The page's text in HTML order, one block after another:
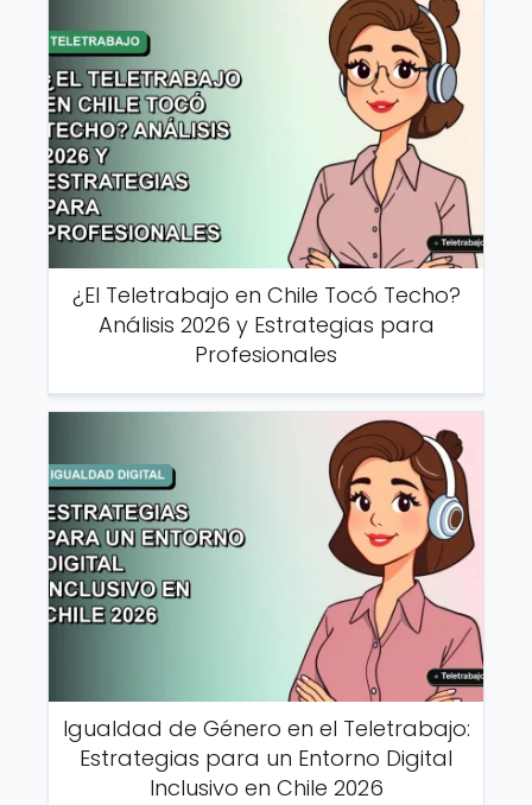
¿El Teletrabajo en Chile Tocó Techo?
Análisis 2026 y Estrategias para
Profesionales
Igualdad de Género en el Teletrabajo:
Estrategias para un Entorno Digital
Inclusivo en Chile 2026